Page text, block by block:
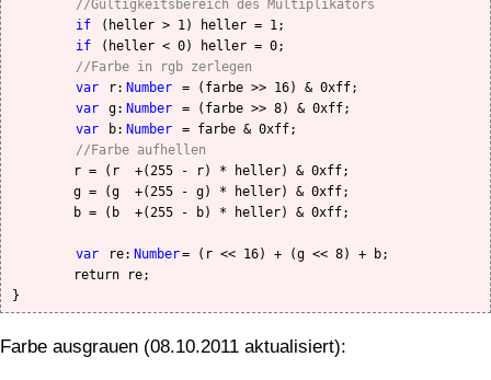
//Gültigkeitsbereich des Multiplikators
if
(heller > 1) heller = 1;
if
(heller < 0) heller = 0;
//Farbe in rgb zerlegen
var
r: Number
= (farbe >> 16) & 0xff;
var
g: Number
= (farbe >> 8) & 0xff;
var
b: Number
= farbe & 0xff;
//Farbe aufhellen
var re: Number= (r << 16) + (g << 8) + b;
Farbe ausgrauen (08.10.2011 aktualisiert):